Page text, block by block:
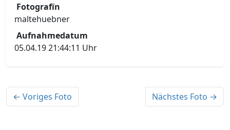
Fotografïn
maltehuebner
Aufnahmedatum
05.04.19 21:44:11 Uhr
← Voriges Foto Nächstes Foto →